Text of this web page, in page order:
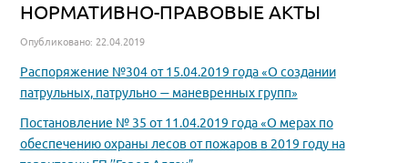
НОРМАТИВНО-ПРАВОВЫЕ АКТЫ
Опубликовано: 22.04.2019
Распоряжение №304 от 15.04.2019 года «О создании
патрульных, патрульно — маневренных групп»
Постановление № 35 от 11.04.2019 года «О мерах по
обеспечению охраны лесов от пожаров в 2019 году на